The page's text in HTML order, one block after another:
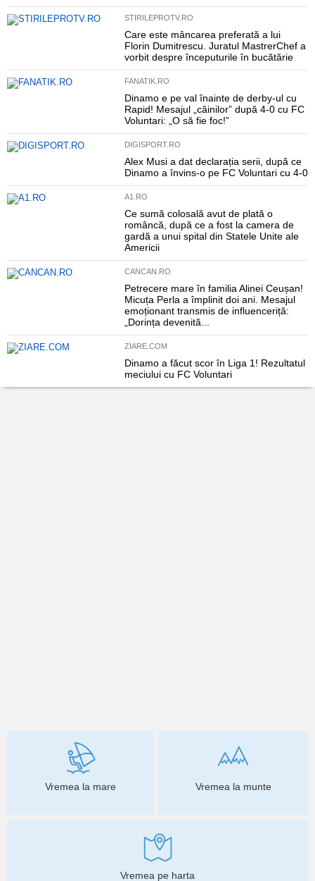
STIRILEPROTV.RO
Care este mâncarea preferată a lui
Florin Dumitrescu. Juratul MastrerChef a
vorbit despre începuturile în bucătărie
FANATIK.RO
Dinamo e pe val înainte de derby-ul cu
Rapid! Mesajul „câinilor” după 4-0 cu FC
Voluntari: „O să fie foc!”
DIGISPORT.RO
Alex Musi a dat declarația serii, după ce
Dinamo a învins-o pe FC Voluntari cu 4-0
A1.RO
Ce sumă colosală avut de plată o
româncă, după ce a fost la camera de
gardă a unui spital din Statele Unite ale
Americii
CANCAN.RO
Petrecere mare în familia Alinei Ceușan!
Micuța Perla a împlinit doi ani. Mesajul
emoționant transmis de influenceriță:
„Dorința devenită...
ZIARE.COM
Dinamo a făcut scor în Liga 1! Rezultatul
meciului cu FC Voluntari
Vremea la mare Vremea la munte
Vremea pe harta